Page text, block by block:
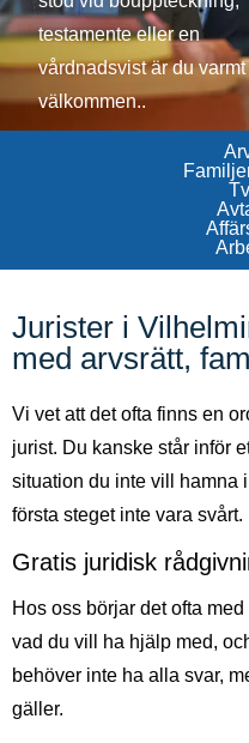
testamente eller en
vårdnadsvist är du varmt
välkommen..
Jurister i
med arvsrätt,
Vi vet att det ofta finns en
jurist. Du kanske står inför
situation du inte vill hamna
första steget inte vara svårt.
Gratis juridisk
Hos oss börjar det ofta
vad du vill ha hjälp med,
behöver inte ha alla svar,
gäller.